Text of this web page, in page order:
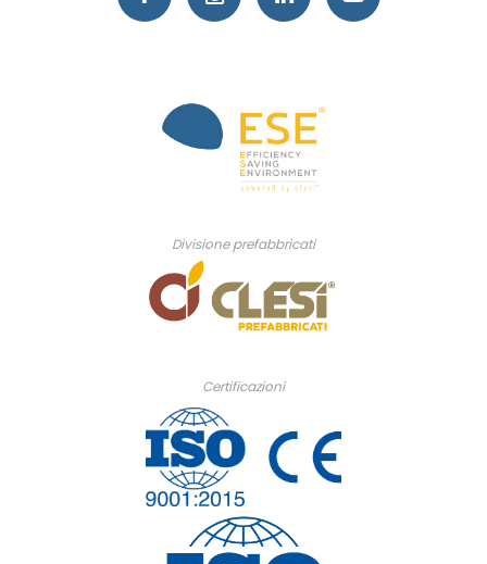
Divisione prefabbricati
Certificazioni